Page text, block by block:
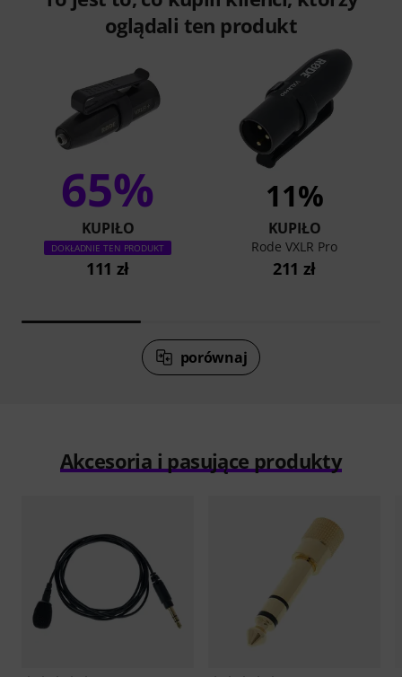
oglądali ten produkt
65%
KUPIŁO
DOKŁADNIE TEN PRODUKT
111 zł
11%
KUPIŁO
Rode VXLR Pro
211 zł
porównaj
Akcesoria i pasujące produkty